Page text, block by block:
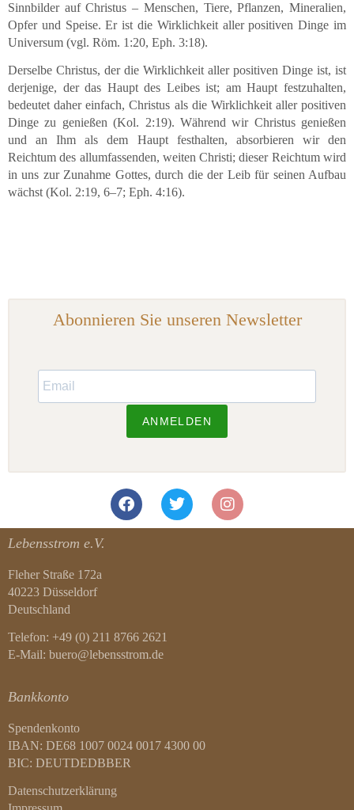
Sinnbilder auf Christus – Menschen, Tiere, Pflanzen, Mineralien,
Opfer und Speise. Er ist die Wirklichkeit aller positiven Dinge im
Universum (vgl. Röm. 1:20, Eph. 3:18).
Derselbe Christus, der die Wirklichkeit aller positiven Dinge ist, ist
derjenige, der das Haupt des Leibes ist; am Haupt festzuhalten,
bedeutet daher einfach, Christus als die Wirklichkeit aller positiven
Dinge zu genießen (Kol. 2:19). Während wir Christus genießen
und an Ihm als dem Haupt festhalten, absorbieren wir den
Reichtum des allumfassenden, weiten Christi; dieser Reichtum wird
in uns zur Zunahme Gottes, durch die der Leib für seinen Aufbau
wächst (Kol. 2:19, 6–7; Eph. 4:16).
Abonnieren Sie unseren Newsletter
ANMELDEN
Lebensstrom e.V.
Fleher Straße 172a
40223 Düsseldorf
Deutschland
Telefon: +49 (0) 211 8766 2621
E-Mail: buero@lebensstrom.de
Bankkonto
Spendenkonto
IBAN: DE68 1007 0024 0017 4300 00
BIC: DEUTDEDBBER
Datenschutzerklärung